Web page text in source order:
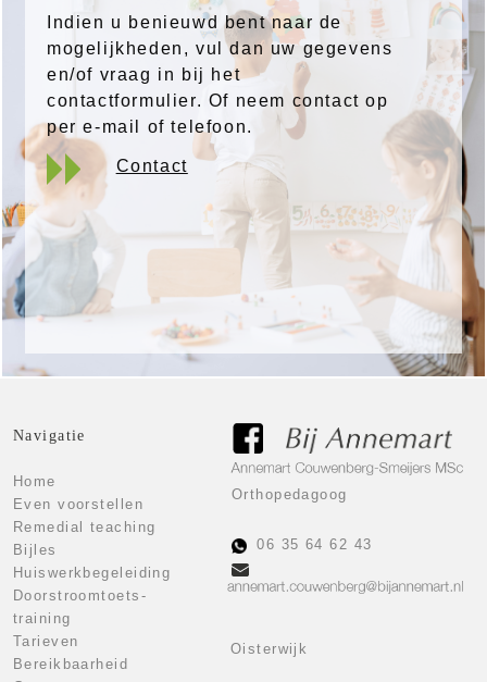
Indien u benieuwd bent naar de
mogelijkheden, vul dan uw gegevens
en/of vraag in bij het
contactformulier. Of neem contact op
per e-mail of telefoon.
Contact
Klik hier voor de tarieven
Tarieven
Navigatie
Home
Even voorstellen
Remedial teaching
Bijles
Huiswerkbegeleiding
Doorstroomtoets-
training
Tarieven
Bereikbaarheid
Orthopedagoog
06 35 64 62 43
Oisterwijk